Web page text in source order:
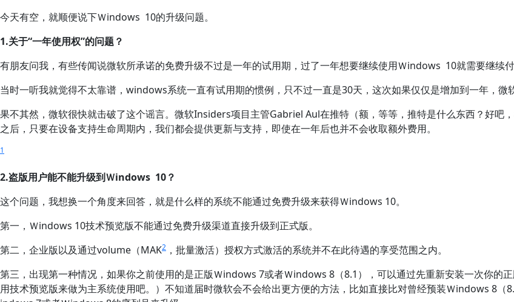
今天有空，就顺便说下Ｗindows 10的升级问题。
1.关于“一年使用权”的问题？
有朋友问我，有些传闻说微软所承诺的免费升级不过是一年的试用期，过了一年想要继续使用Ｗindows 10就需要继续付
当时一听我就觉得不太靠谱，windows系统一直有试用期的惯例，只不过一直是30天，这次如果仅仅是增加到一年，微
果不其然，微软很快就击破了这个谣言。微软Insiders项目主管Gabriel Aul在推特（额，等等，推特是什么东西？好吧
之后，只要在设备支持生命周期内，我们都会提供更新与支持，即使在一年后也并不会收取额外费用。
1
2.盗版用户能不能升级到Ｗindows 10？
这个问题，我想换一个角度来回答，就是什么样的系统不能通过免费升级来获得Ｗindows 10。
第一，Ｗindows 10技术预览版不能通过免费升级渠道直接升级到正式版。
第二，企业版以及通过volume（MAK2 ，批量激活）授权方式激活的系统并不在此待遇的享受范围之内。
第三，出现第一种情况，如果你之前使用的是正版Ｗindows 7或者Ｗindows 8（8.1），可以通过先重新安装一次你的
用技术预览版来做为主系统使用吧。）不知道届时微软会不会给出更方便的方法，比如直接比对曾经预装Ｗindows 8（